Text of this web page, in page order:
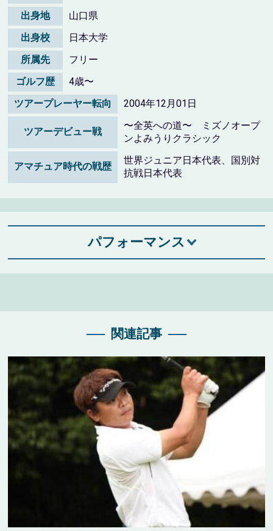
出身地
山口県
出身校
日本大学
所属先
フリー
ゴルフ歴
4歳〜
ツアープレーヤー転向
2004年12月01日
ツアーデビュー戦
〜全英への道〜 ミズノオープ
ンよみうりクラシック
アマチュア時代の戦歴
世界ジュニア日本代表、国別対
抗戦日本代表
パフォーマンス
関連記事